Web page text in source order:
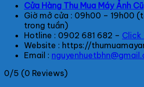
Cửa Hàng Thu Mua Máy Ảnh Cũ
Giờ mở cửa : 09h00 – 19h00
trong tuần)
Hotline : 0902 681 682 – Click
Website : https://
Email :
0/5 (0 Reviews)